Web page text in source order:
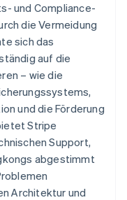
und Compliance-
die Vermeidung
sich das
auf die
– wie die
und die Förderung
Stripe
Support,
abgestimmt
Architektur und